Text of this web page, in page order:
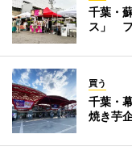
千葉・
ス」 フ
買う
千葉・
焼き芋